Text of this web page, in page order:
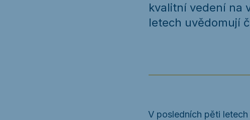
kvalitní vedení na
letech uvědomují
V posledních pěti